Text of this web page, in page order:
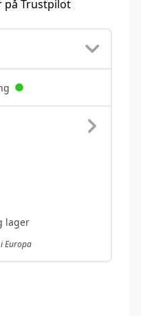
på Trustpilot
lager
Europa